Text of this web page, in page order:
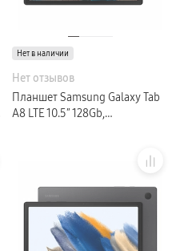
Нет в наличии
Нет отзывов
Планшет Samsung Galaxy Tab
A8 LTE 10.5″ 128Gb,